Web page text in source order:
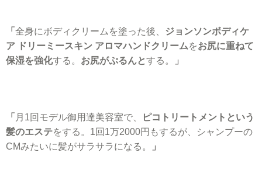
「 全身にボディクリームを塗った後、
ジョンソンボディケ
ア ドリーミースキン アロマハンドクリームをお尻に重ねて
保湿を強化する。 お尻がぷるんとする。 」
「 月1回モデル御用達美容室で、
ピコトリートメントという
髪のエステをする。1回1万2000円もするが、シャンプーの
CMみたいに髪がサラサラになる。
」